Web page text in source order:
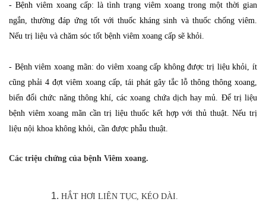
- Bệnh viêm xoang cấp: là tình trạng viêm xoang trong một thời gian
ngắn, thường đáp ứng tốt với thuốc kháng sinh và thuốc chống viêm.
Nếu trị liệu và chăm sóc tốt bệnh viêm xoang cấp sẽ khỏi.
- Bệnh viêm xoang mãn: do viêm xoang cấp không được trị liệu khỏi, ít
cũng phải 4 đợt viêm xoang cấp, tái phát gây tắc lỗ thông thông xoang,
biến đổi chức năng thông khí, các xoang chứa dịch hay mủ. Để trị liệu
bệnh viêm xoang mãn cần trị liệu thuốc kết hợp với thủ thuật. Nếu trị
liệu nội khoa không khỏi, cần được phẫu thuật.
Các triệu chứng của bệnh Viêm xoang.
HẮT HƠI LIÊN TỤC, KÉO DÀI.